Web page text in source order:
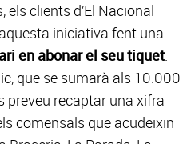
clients d’El Nacional
iniciativa fent una
en abonar el seu tiquet.
que se sumarà als 10.000
preveu recaptar una xifra
comensals que acudeixin